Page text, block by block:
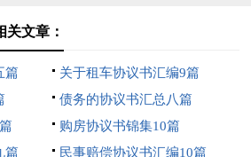
关文章：
篇
关于租车协议书汇编9篇
债务的协议书汇总八篇
购房协议书锦集10篇
篇
民事赔偿协议书汇编10篇